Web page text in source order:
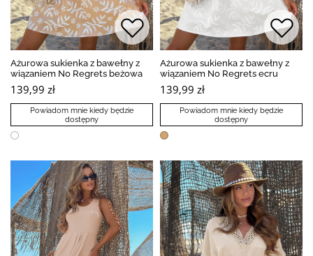
Ażurowa sukienka z bawełny z
wiązaniem No Regrets beżowa
139,99 zł
Powiadom mnie kiedy będzie
dostępny
Ażurowa sukienka z bawełny z
wiązaniem No Regrets ecru
139,99 zł
Powiadom mnie kiedy będzie
dostępny